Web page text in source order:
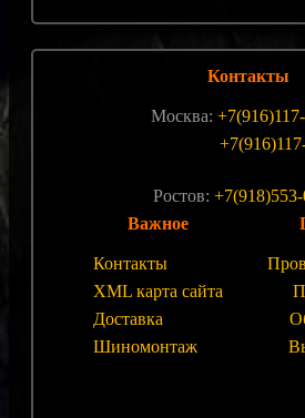
Контакты
Москва:
Ростов:
Важное
Контакты
XML карта сайта
Доставка
Шиномонтаж